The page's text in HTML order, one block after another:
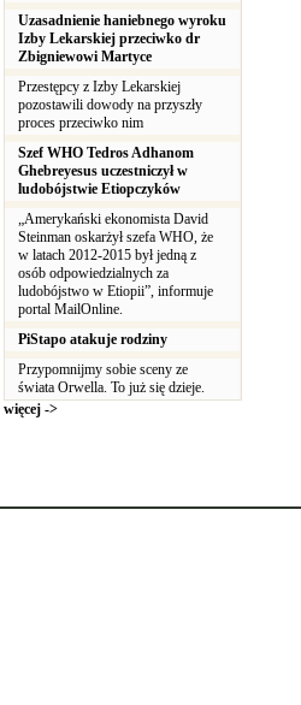
Uzasadnienie haniebnego wyroku
Izby Lekarskiej przeciwko dr
Zbigniewowi Martyce
Przestępcy z Izby Lekarskiej
pozostawili dowody na przyszły
proces przeciwko nim
Szef WHO Tedros Adhanom
Ghebreyesus uczestniczył w
ludobójstwie Etiopczyków
„Amerykański ekonomista David
Steinman oskarżył szefa WHO, że
w latach 2012-2015 był jedną z
osób odpowiedzialnych za
ludobójstwo w Etiopii”, informuje
portal MailOnline.
PiStapo atakuje rodziny
Przypomnijmy sobie sceny ze
świata Orwella. To już się dzieje.
więcej ->